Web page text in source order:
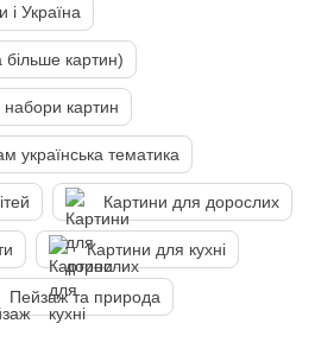
і Україна
більше картин)
картин
українська тематика
Картини для дорослих
Картини для кухні
Пейзаж та природа